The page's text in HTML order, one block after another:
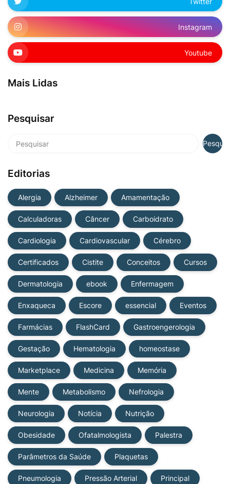
Instagram
Youtube
Mais Lidas
Pesquisar
Editorias
Alergia Alzheimer Amamentação
Calculadoras Câncer Carboidrato
Cardiologia Cardiovascular Cérebro
Certificados Cistite Conceitos Cursos
Dermatologia ebook Enfermagem
Enxaqueca Escore essencial Eventos
Farmácias FlashCard Gastroengerologia
Gestação Hematologia homeostase
Marketplace Medicina Memória
Mente Metabolismo Nefrologia
Neurologia Notícia Nutrição
Obesidade Ofatalmologista Palestra
Parâmetros da Saúde Plaquetas
Pneumologia Pressão Arterial Principal